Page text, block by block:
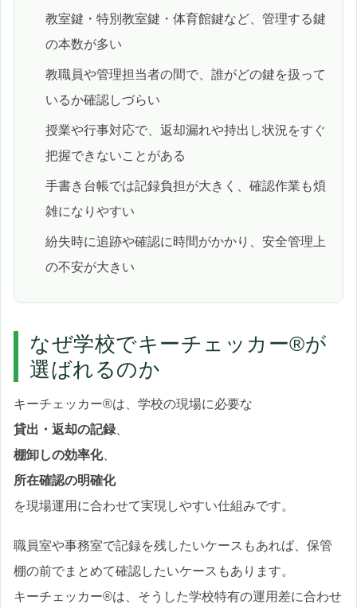
教室鍵・特別教室鍵・体育館鍵など、管理する鍵
の本数が多い
教職員や管理担当者の間で、誰がどの鍵を扱って
いるか確認しづらい
授業や行事対応で、返却漏れや持出し状況をすぐ
把握できないことがある
手書き台帳では記録負担が大きく、確認作業も煩
雑になりやすい
紛失時に追跡や確認に時間がかかり、安全管理上
の不安が大きい
なぜ学校でキーチェッカー®が
選ばれるのか
キーチェッカー®は、学校の現場に必要な
貸出・返却の記録
棚卸しの効率化、
所在確認の明確化
を現場運用に合わせて実現しやすい仕組みです。
職員室や事務室で記録を残したいケースもあれば、保管
棚の前でまとめて確認したいケースもあります。
キーチェッカー®は、そうした学校特有の運用差に合わせ